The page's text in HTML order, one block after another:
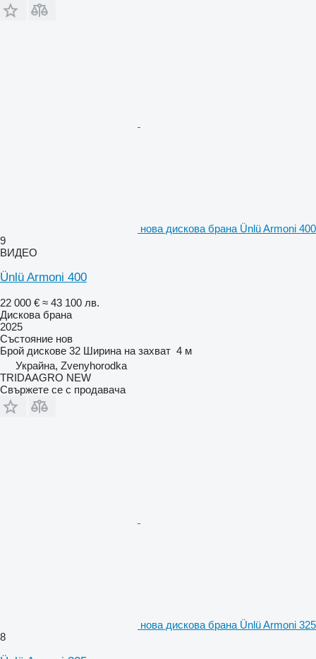
нова дискова брана Ünlü Armoni 400
9
ВИДЕО
Ünlü Armoni 400
22 000 € ≈ 43 100 лв.
Дискова брана
2025
Състояние нов
Брой дискове 32 Ширина на захват 4 м
Украйна, Zvenyhorodka
TRIDAAGRO NEW
Свържете се с продавача
нова дискова брана Ünlü Armoni 325
8